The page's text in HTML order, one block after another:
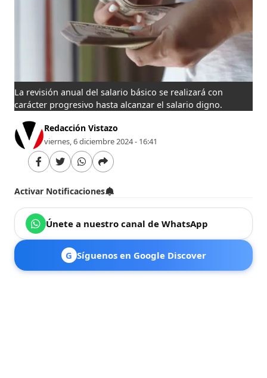
La revisión anual del salario básico se realizará con
carácter progresivo hasta alcanzar el salario digno.
Redacción Vistazo
viernes, 6 diciembre 2024 - 16:41
Activar Notificaciones
Únete a nuestro canal de WhatsApp
G Síguenos en Google Discover